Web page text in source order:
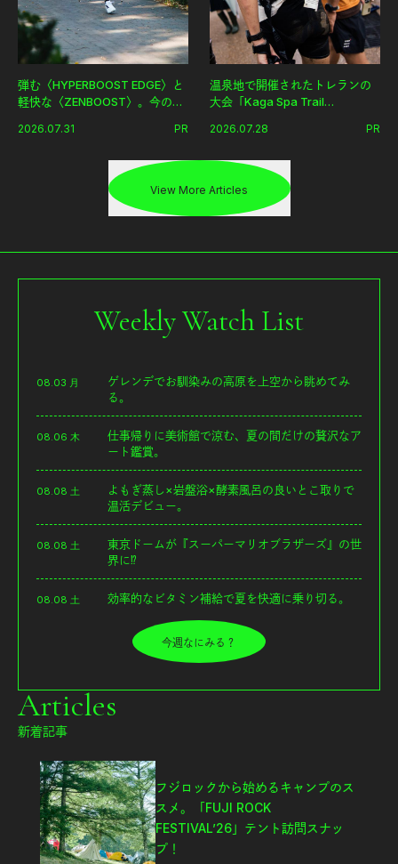
弾む〈HYPERBOOST EDGE〉と
軽快な〈ZENBOOST〉。今の時
出した新機軸。
2026.07.31 PR
温泉地で開催されたトレランの
大会「Kaga Spa Trail
戦を夢見るランナーたちの奮闘
2026.07.28 PR
View More Articles
Weekly Watch List
08.03 月
ゲレンデでお馴染みの高原を上空から眺めてみ
る。
08.06 木
仕事帰りに美術館で涼む、夏の間だけの贅沢なア
ート鑑賞。
08.08 土
よもぎ蒸し×岩盤浴×酵素風呂の良いとこ取りで
温活デビュー。
08.08 土
東京ドームが『スーパーマリオブラザーズ』の世
界に⁉︎
08.08 土 効率的なビタミン補給で夏を快適に乗り切る。
今週なにみる？
Articles
新着記事
フジロックから始めるキャンプのス
スメ。「FUJI ROCK
FESTIVAL’26」テント訪問スナッ
プ！